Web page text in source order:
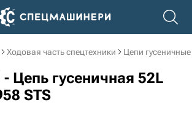
Ходовая часть спецтехники Цепи гусеничные
Цепь гусеничная 52L
STS